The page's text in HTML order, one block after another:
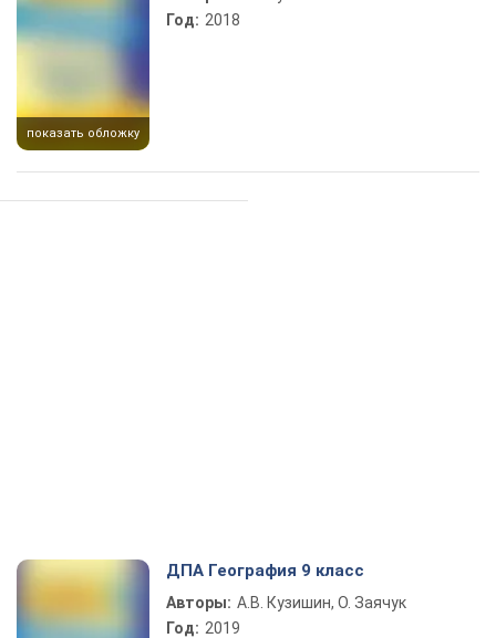
показать обложку
Год: 2018
ДПА География 9 класс
Авторы: А.В. Кузишин, О. Заячук
Год: 2019